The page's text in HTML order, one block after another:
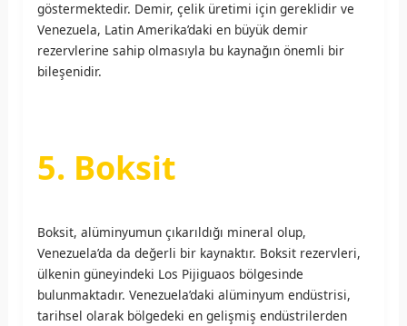
göstermektedir. Demir, çelik üretimi için gereklidir ve
Venezuela, Latin Amerika’daki en büyük demir
rezervlerine sahip olmasıyla bu kaynağın önemli bir
bileşenidir.
5. Boksit
Boksit, alüminyumun çıkarıldığı mineral olup,
Venezuela’da da değerli bir kaynaktır. Boksit rezervleri,
ülkenin güneyindeki Los Pijiguaos bölgesinde
bulunmaktadır. Venezuela’daki alüminyum endüstrisi,
tarihsel olarak bölgedeki en gelişmiş endüstrilerden